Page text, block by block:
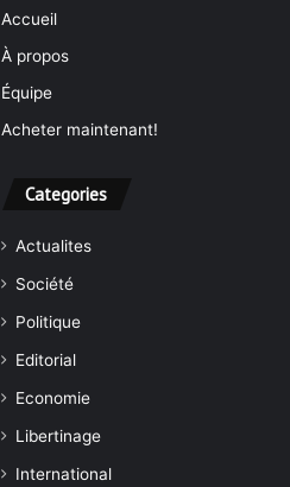
Accueil
À propos
Équipe
Acheter maintenant!
Categories
Actualites
Société
Politique
Editorial
Economie
Libertinage
International